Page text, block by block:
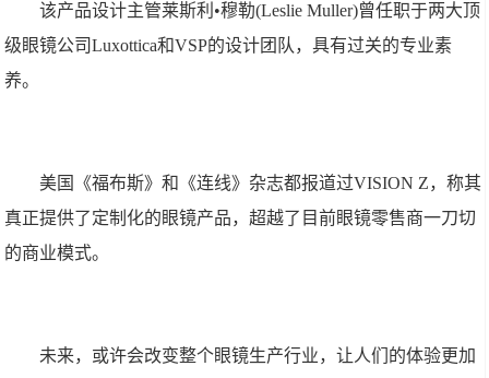
该产品设计主管莱斯利•穆勒(Leslie Muller)曾任职于两大顶
级眼镜公司Luxottica和VSP的设计团队，具有过关的专业素
养。
美国《福布斯》和《连线》杂志都报道过VISION Z，称其
真正提供了定制化的眼镜产品，超越了目前眼镜零售商一刀切
的商业模式。
未来，或许会改变整个眼镜生产行业，让人们的体验更加